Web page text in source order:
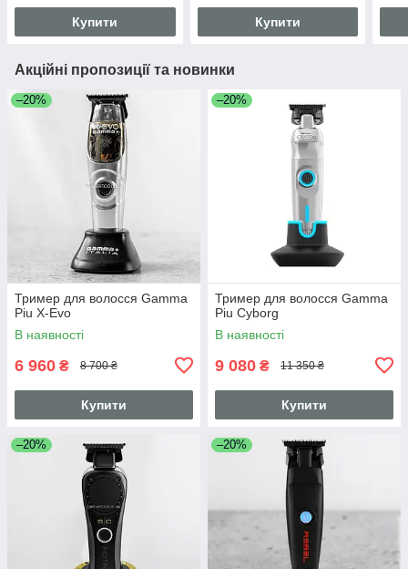
Купити Купити
Акційні пропозиції та новинки
–20%
Тример для волосся Gamma
Piu X-Evo
В наявності
6 960 ₴ 8 700 ₴
Купити
–20%
Тример для волосся Gamma
Piu Cyborg
В наявності
9 080 ₴ 11 350 ₴
Купити
–20% –20%